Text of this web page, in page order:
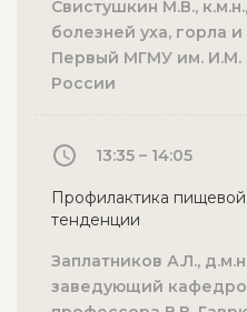
Свистушкин М.В.,
болезней уха, горла
Первый МГМУ им. И.М.
России
13:35 – 14:05
Профилактика
тенденции
Заплатников А.Л.,
заведующий